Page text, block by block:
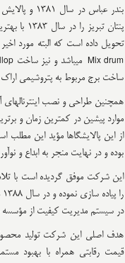
پنتان تبریز را در سال 1383 با بهترین کیفیت و کوتاهترین زمان ممکن
تحویل داده است که البته مورد
Mix drum
میباشد و نیز ساخت
ساخت برج مربوط به پتروشیمی اراک در سال 1384 توسط این شرکت
همچنین طراحی و نصب اینترنالهای
موارد پیشین در کمترین زمان و
از این پالایشگاها مؤید این
بوده و در نهایت منجر به ابداع و
این شرکت موفق گردیده است با
در سیستم مدیریت کیفیت از مؤسسه
هدف اصلی این شرکت تولید
قیمت رقابتی همراه با بهبود